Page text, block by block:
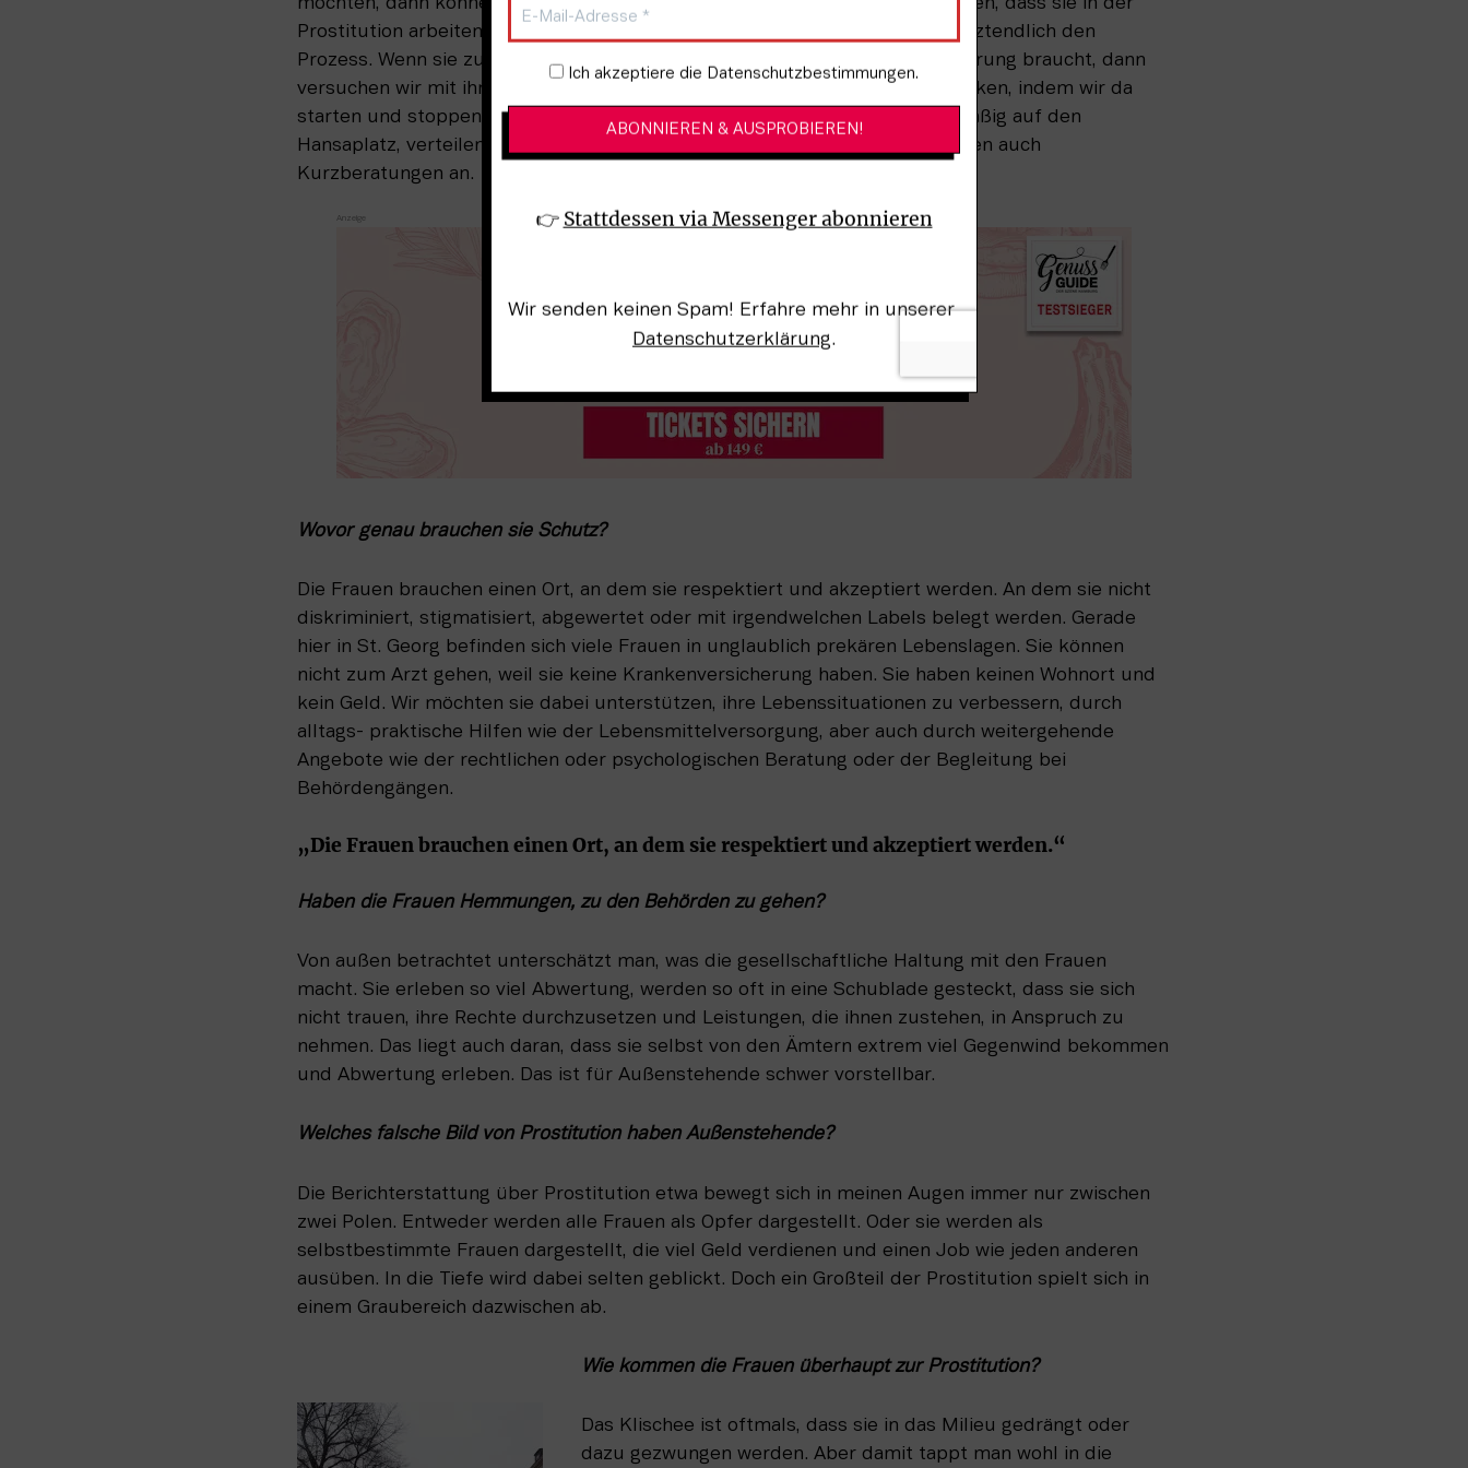
möchten, dann können sie sich vertrauensvoll an uns wenden. Wir akzeptieren, dass sie in der
Pros­titution arbeiten und behandeln sie mit Respekt. Die Frau bestimmt letztendlich den
Prozess. Wenn sie zum Beispiel sagt, dass sie Hilfe bei der Kranken­versicherung braucht, dann
versuchen wir mit ihr etwas zu bewegen. Wir wollen Selbstbestimmung stärken, indem wir da
starten und stoppen, wo die Frau es will. Wir gehen außerdem auch regelmäßig auf den
Hansaplatz, ver­teilen Kondome, Gleitmittel, Süßigkeiten, Getränke und bieten auch
Kurzberatungen an.
Wovor genau brauchen sie Schutz?
Die Frauen brauchen einen Ort, an dem sie respektiert und akzeptiert werden. An dem sie nicht
diskriminiert, stigmatisiert, abgewertet oder mit irgendwelchen Labels belegt werden. Gerade
hier in St. Georg befinden sich viele Frauen in unglaublich prekären Lebenslagen. Sie können
nicht zum Arzt gehen, weil sie keine Krankenversicherung haben. Sie haben keinen Wohnort und
kein Geld. Wir möchten sie dabei unterstützen, ihre Lebens­situationen zu verbessern, durch
alltags- praktische Hilfen wie der Lebensmittelversorgung, aber auch durch weitergehende
Angebote wie der rechtlichen oder psychologischen Beratung oder der Begleitung bei
Behördengängen.
„Die Frauen brauchen einen Ort, an dem sie respektiert und akzeptiert werden.“
Haben die Frauen Hemmungen, zu den Behörden zu gehen?
Von außen betrachtet unterschätzt man, was die gesellschaftliche Haltung mit den Frauen
macht. Sie erleben so viel Abwertung, werden so oft in eine Schublade gesteckt, dass sie sich
nicht trauen, ihre Rechte durchzusetzen und Leistungen, die ihnen zustehen, in Anspruch zu
nehmen. Das liegt auch daran, dass sie selbst von den Ämtern ­extrem viel Gegenwind bekommen
und Abwertung erleben. Das ist für Außenstehende schwer vorstellbar.
Welches falsche Bild von Prostitution haben Außenstehende?
Die Berichterstattung über Prostitution etwa bewegt sich in meinen Augen immer nur zwischen
zwei Polen. Entweder werden alle Frauen als Opfer dargestellt. Oder sie werden als
selbstbestimmte Frauen dargestellt, die viel Geld verdienen und einen Job wie jeden anderen
ausüben. In die Tiefe wird dabei selten geblickt. Doch ein Großteil der Prostitution spielt sich in
einem Graubereich dazwischen ab.
Wie kommen die Frauen überhaupt zur Prostitution?
Das Klischee ist oftmals, dass sie in das Milieu gedrängt oder
dazu gezwungen werden. Aber damit tappt man wohl in die
Newsletter-Anmeldung
Ich akzeptiere die Datenschutzbestimmungen.
👉 Stattdessen via Messenger abonnieren
Wir senden keinen Spam! Erfahre mehr in unserer
Datenschutzerklärung.